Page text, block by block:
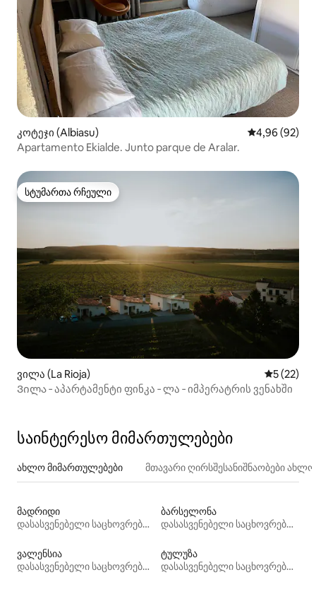
კოტეჯი (Albiasu) საშუალო
4,96 (92)
Apartamento Ekialde. Junto parque de Aralar.
სტუმართა რჩეული
სტუმართა რჩეული
ვილა (La Rioja) საშუალო
5 (22)
Ვილა ‑ აპარტამენტი ფინკა ‑ ლა ‑ იმპერატრის ვენახში
საინტერესო მიმართულებები
ახლო მიმართულებები მთავარი ღირსშესანიშნაობები
მადრიდი
დასასვენებელი საცხოვრებლები
ბარსელონა
დასასვენებელი საცხოვრებლები
ვალენსია
დასასვენებელი საცხოვრებლები
ტულუზა
დასასვენებელი საცხოვრებლები